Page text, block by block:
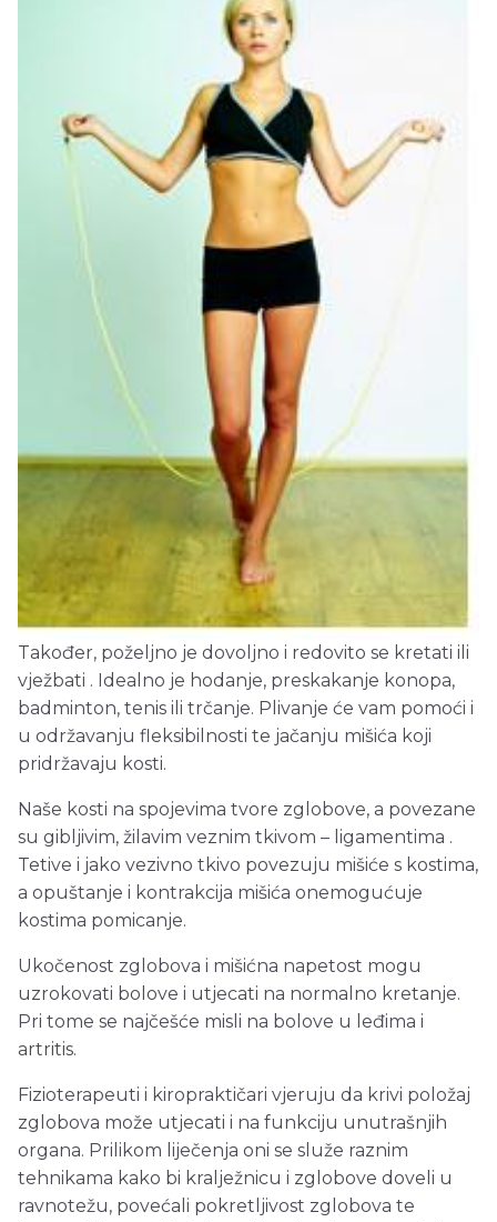
Također, poželjno je dovoljno i redovito se kretati ili
vježbati . Idealno je hodanje, preskakanje konopa,
badminton, tenis ili trčanje. Plivanje će vam pomoći i
u održavanju fleksibilnosti te jačanju mišića koji
pridržavaju kosti.
Naše kosti na spojevima tvore zglobove, a povezane
su gibljivim, žilavim veznim tkivom – ligamentima .
Tetive i jako vezivno tkivo povezuju mišiće s kostima,
a opuštanje i kontrakcija mišića onemogućuje
kostima pomicanje.
Ukočenost zglobova i mišićna napetost mogu
uzrokovati bolove i utjecati na normalno kretanje.
Pri tome se najčešće misli na bolove u leđima i
artritis.
Fizioterapeuti i kiropraktičari vjeruju da krivi položaj
zglobova može utjecati i na funkciju unutrašnjih
organa. Prilikom liječenja oni se služe raznim
tehnikama kako bi kralježnicu i zglobove doveli u
ravnotežu, povećali pokretljivost zglobova te